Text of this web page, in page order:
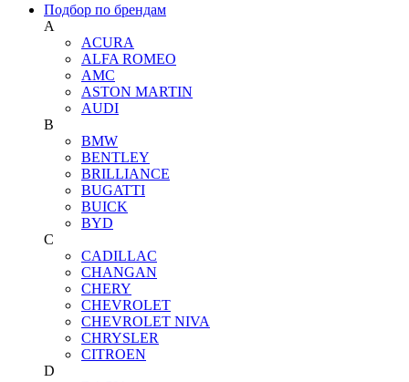
Подбор по брендам
A
ACURA
ALFA ROMEO
AMC
ASTON MARTIN
AUDI
B
BMW
BENTLEY
BRILLIANCE
BUGATTI
BUICK
BYD
C
CADILLAC
CHANGAN
CHERY
CHEVROLET
CHEVROLET NIVA
CHRYSLER
CITROEN
D